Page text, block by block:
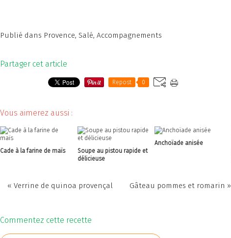
Publié dans Provence, Salé, Accompagnements
Partager cet article
Repost 0
Vous aimerez aussi :
Cade à la farine de maïs
Soupe au pistou rapide et
délicieuse
Anchoïade anisée
« Verrine de quinoa provençal Gâteau pommes et romarin »
Commentez cette recette